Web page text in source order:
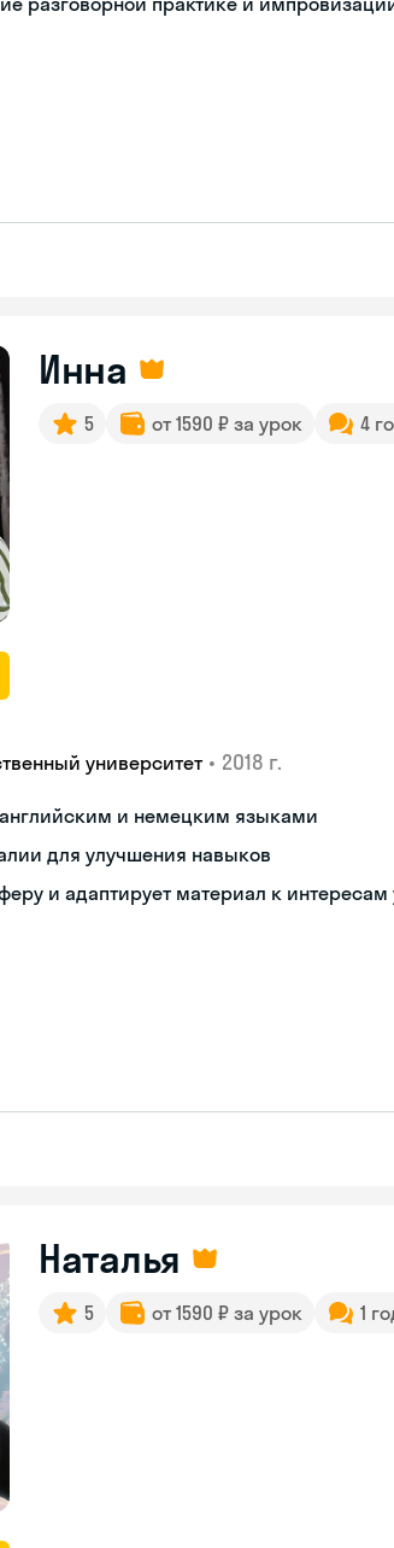
Инна
5 от 1590 ₽ за урок 4
университет • 2018 г.
английским и немецким языками
для улучшения навыков
и адаптирует материал к интересам
Наталья
5 от 1590 ₽ за урок 1